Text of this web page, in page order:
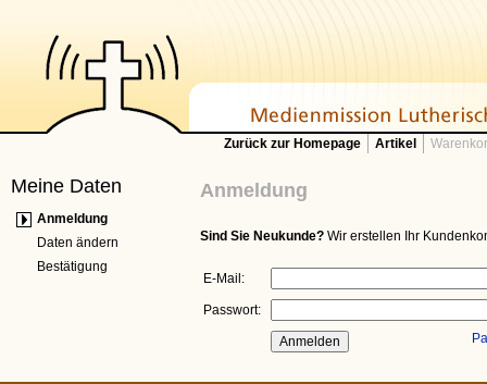
Zurück zur Homepage Artikel
Meine Daten
Anmeldung
Daten ändern
Bestätigung
Anmeldung
Sind Sie Neukunde? Wir erstellen Ihr
E-Mail:
Passwort: